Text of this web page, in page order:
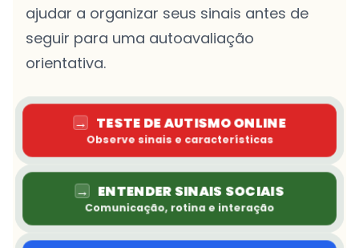
ajudar a organizar seus sinais antes de
seguir para uma autoavaliação
orientativa.
→ TESTE DE AUTISMO ONLINE
Observe sinais e características
→ ENTENDER SINAIS SOCIAIS
Comunicação, rotina e interação